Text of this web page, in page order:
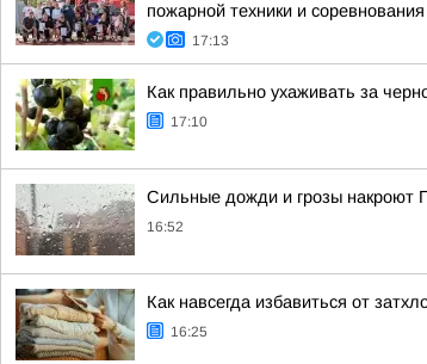
пожарной техники и
17:13
Как правильно ухаживать за
17:10
Сильные дожди и грозы накроют
16:52
Как навсегда избавиться от
16:25